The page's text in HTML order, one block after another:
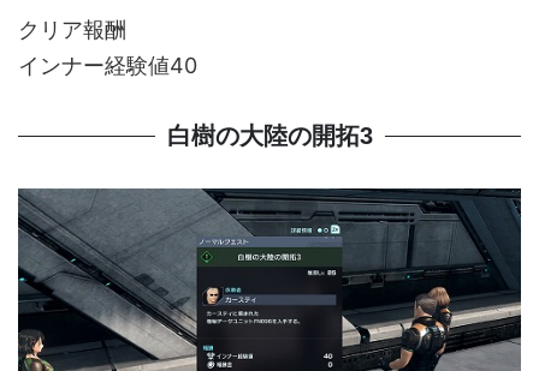
クリア報酬
インナー経験値40
白樹の大陸の開拓3